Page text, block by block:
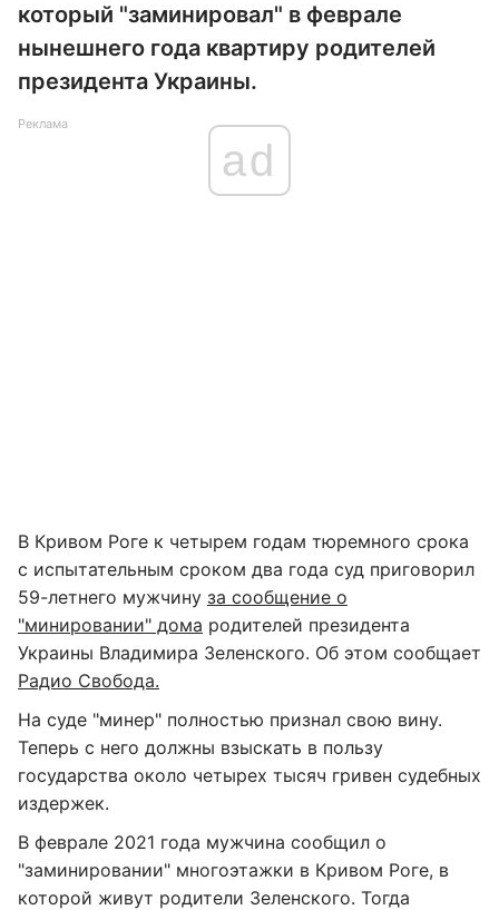
который "заминировал" в феврале
нынешнего года квартиру родителей
президента Украины.
Реклама
ad
В Кривом Роге к четырем годам тюремного срока
с испытательным сроком два года суд приговорил
59-летнего мужчину за сообщение о
"минировании" дома родителей президента
Украины Владимира Зеленского. Об этом сообщает
Радио Свобода.
На суде "минер" полностью признал свою вину.
Теперь с него должны взыскать в пользу
государства около четырех тысяч гривен судебных
издержек.
В феврале 2021 года мужчина сообщил о
"заминировании" многоэтажки в Кривом Роге, в
которой живут родители Зеленского. Тогда